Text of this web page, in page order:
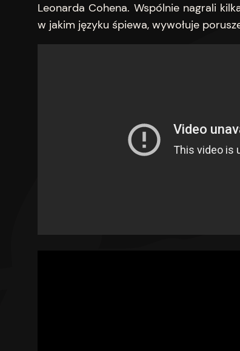
Leonarda Cohena. Wspólnie nagrali
w jakim języku śpiewa, wywołuje